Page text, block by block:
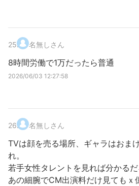
25. 名無しさん
8時間労働で1万だったら普通
2026/06/03 12:27:58
26. 名無しさん
TVは顔を売る場所、ギャラはおま
れ。
若手女性タレントを見れば分かるだ
あの細腕でCM出演料だけ見てもｘ